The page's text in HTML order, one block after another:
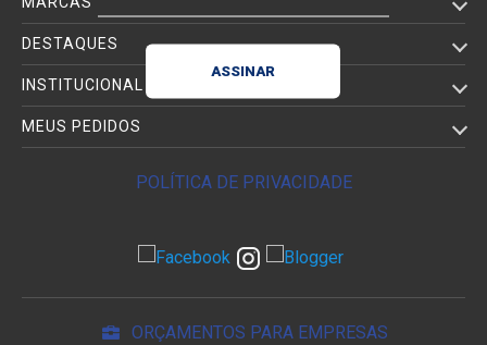
DESTAQUES
INSTITUCIONAL
MEUS PEDIDOS
POLÍTICA DE PRIVACIDADE
ORÇAMENTOS PARA EMPRESAS